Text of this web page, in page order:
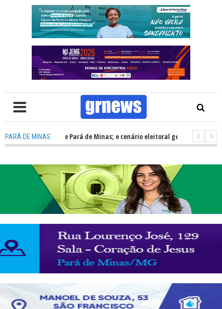
PARÁ DE MINASMinas e Pará de Minas; e cenário eleitoral gera incertezas